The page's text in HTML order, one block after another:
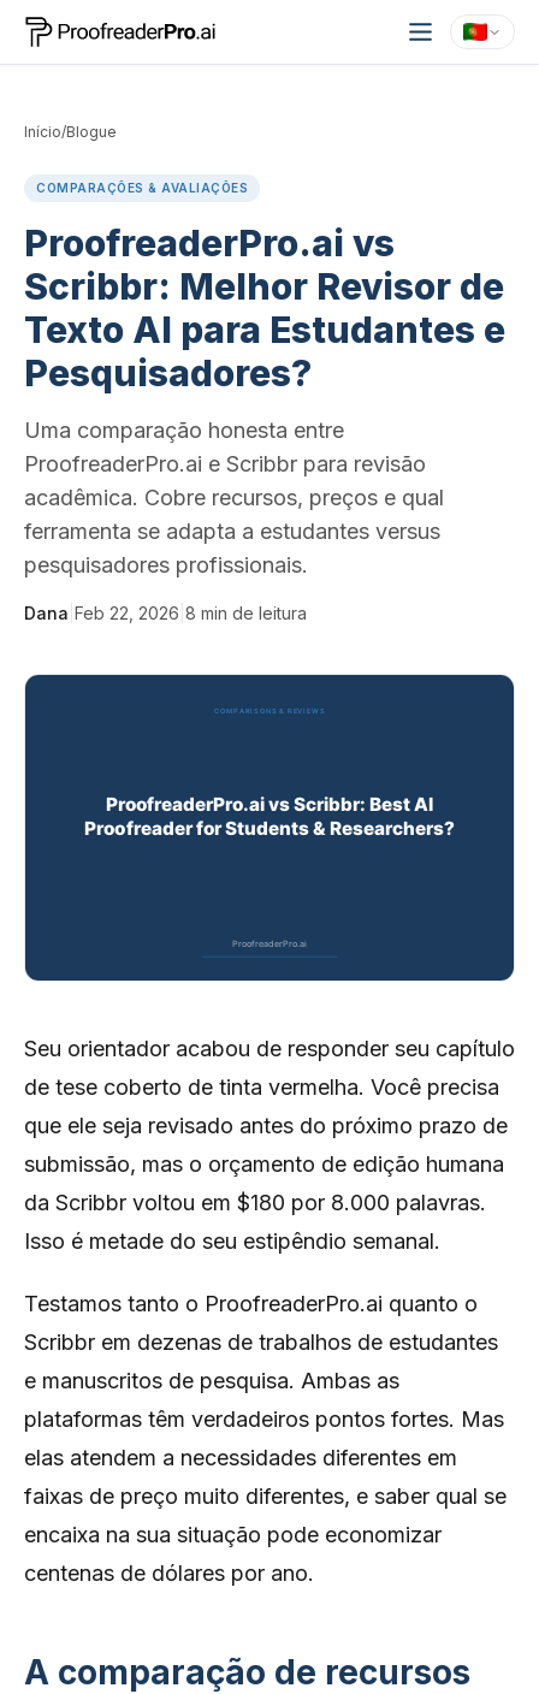
Início/Blogue
COMPARAÇÕES & AVALIAÇÕES
ProofreaderPro.ai vs
Scribbr: Melhor Revisor de
Texto AI para Estudantes e
Pesquisadores?
Uma comparação honesta entre
ProofreaderPro.ai e Scribbr para revisão
acadêmica. Cobre recursos, preços e qual
ferramenta se adapta a estudantes versus
pesquisadores profissionais.
Dana Feb 22, 2026 8 min de leitura
Seu orientador acabou de responder seu capítulo
de tese coberto de tinta vermelha. Você precisa
que ele seja revisado antes do próximo prazo de
submissão, mas o orçamento de edição humana
da Scribbr voltou em $180 por 8.000 palavras.
Isso é metade do seu estipêndio semanal.
Testamos tanto o ProofreaderPro.ai quanto o
Scribbr em dezenas de trabalhos de estudantes
e manuscritos de pesquisa. Ambas as
plataformas têm verdadeiros pontos fortes. Mas
elas atendem a necessidades diferentes em
faixas de preço muito diferentes, e saber qual se
encaixa na sua situação pode economizar
centenas de dólares por ano.
A comparação de recursos